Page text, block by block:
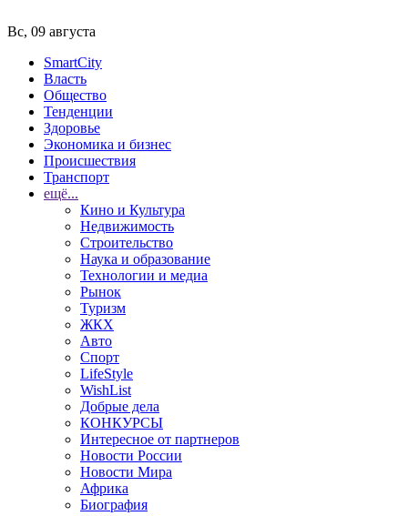
Вс, 09 августа
SmartCity
Власть
Общество
Тенденции
Здоровье
Экономика и бизнес
Происшествия
Транспорт
ещё...
Кино и Культура
Недвижимость
Строительство
Наука и образование
Технологии и медиа
Рынок
Туризм
ЖКХ
Авто
Спорт
LifeStyle
WishList
Добрые дела
КОНКУРСЫ
Интересное от партнеров
Новости России
Новости Мира
Африка
Биография